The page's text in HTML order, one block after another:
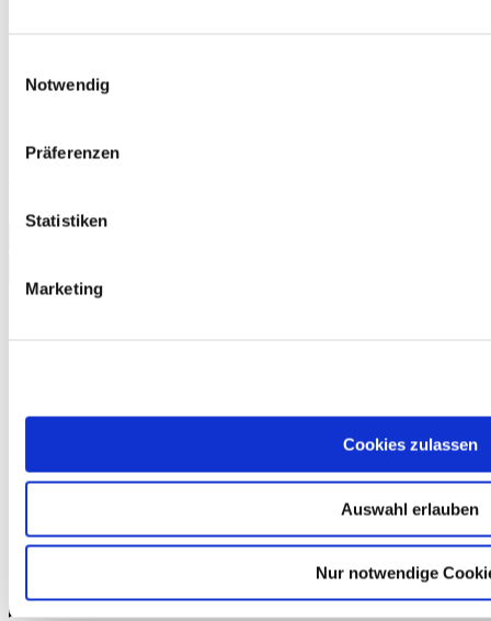
Notwendig
Präferenzen
Statistiken
Marketing
Cookies zulassen
Auswahl erlauben
Nur notwendige
Hier finden Sie alle wichtigen Materialien zur gezielten
Vorbereitung auf Ihre Prüfung.